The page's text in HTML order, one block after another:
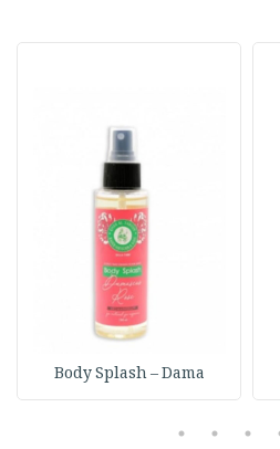
Body Splash – Dama
3
4
5